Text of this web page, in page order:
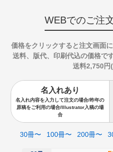
WEBでのご注
価格をクリックすると注文画面
送料、版代、印刷代込の価格で
送料2,750円
名入れあり
名入れ内容を入力して注文の場合/昨年の
原稿をご利用の場合/Illustrator入稿の場
合
30冊〜 100冊〜 200冊〜